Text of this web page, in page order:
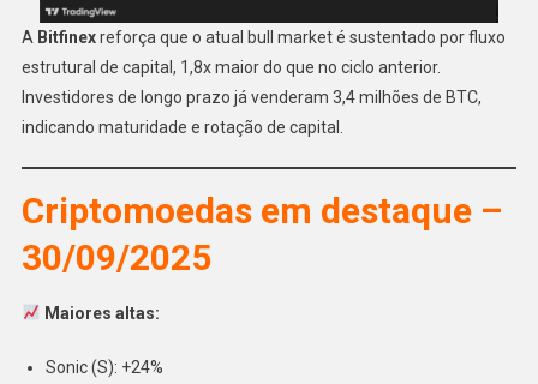
A Bitfinexreforça que o atual bull market é sustentado por fluxo
estrutural de capital, 1,8x maior do que no ciclo anterior.
Investidores de longo prazo já venderam 3,4 milhões de BTC,
indicando maturidade e rotação de capital.
Criptomoedas em destaque –
30/09/2025
Maiores altas:
Sonic (S): +24%